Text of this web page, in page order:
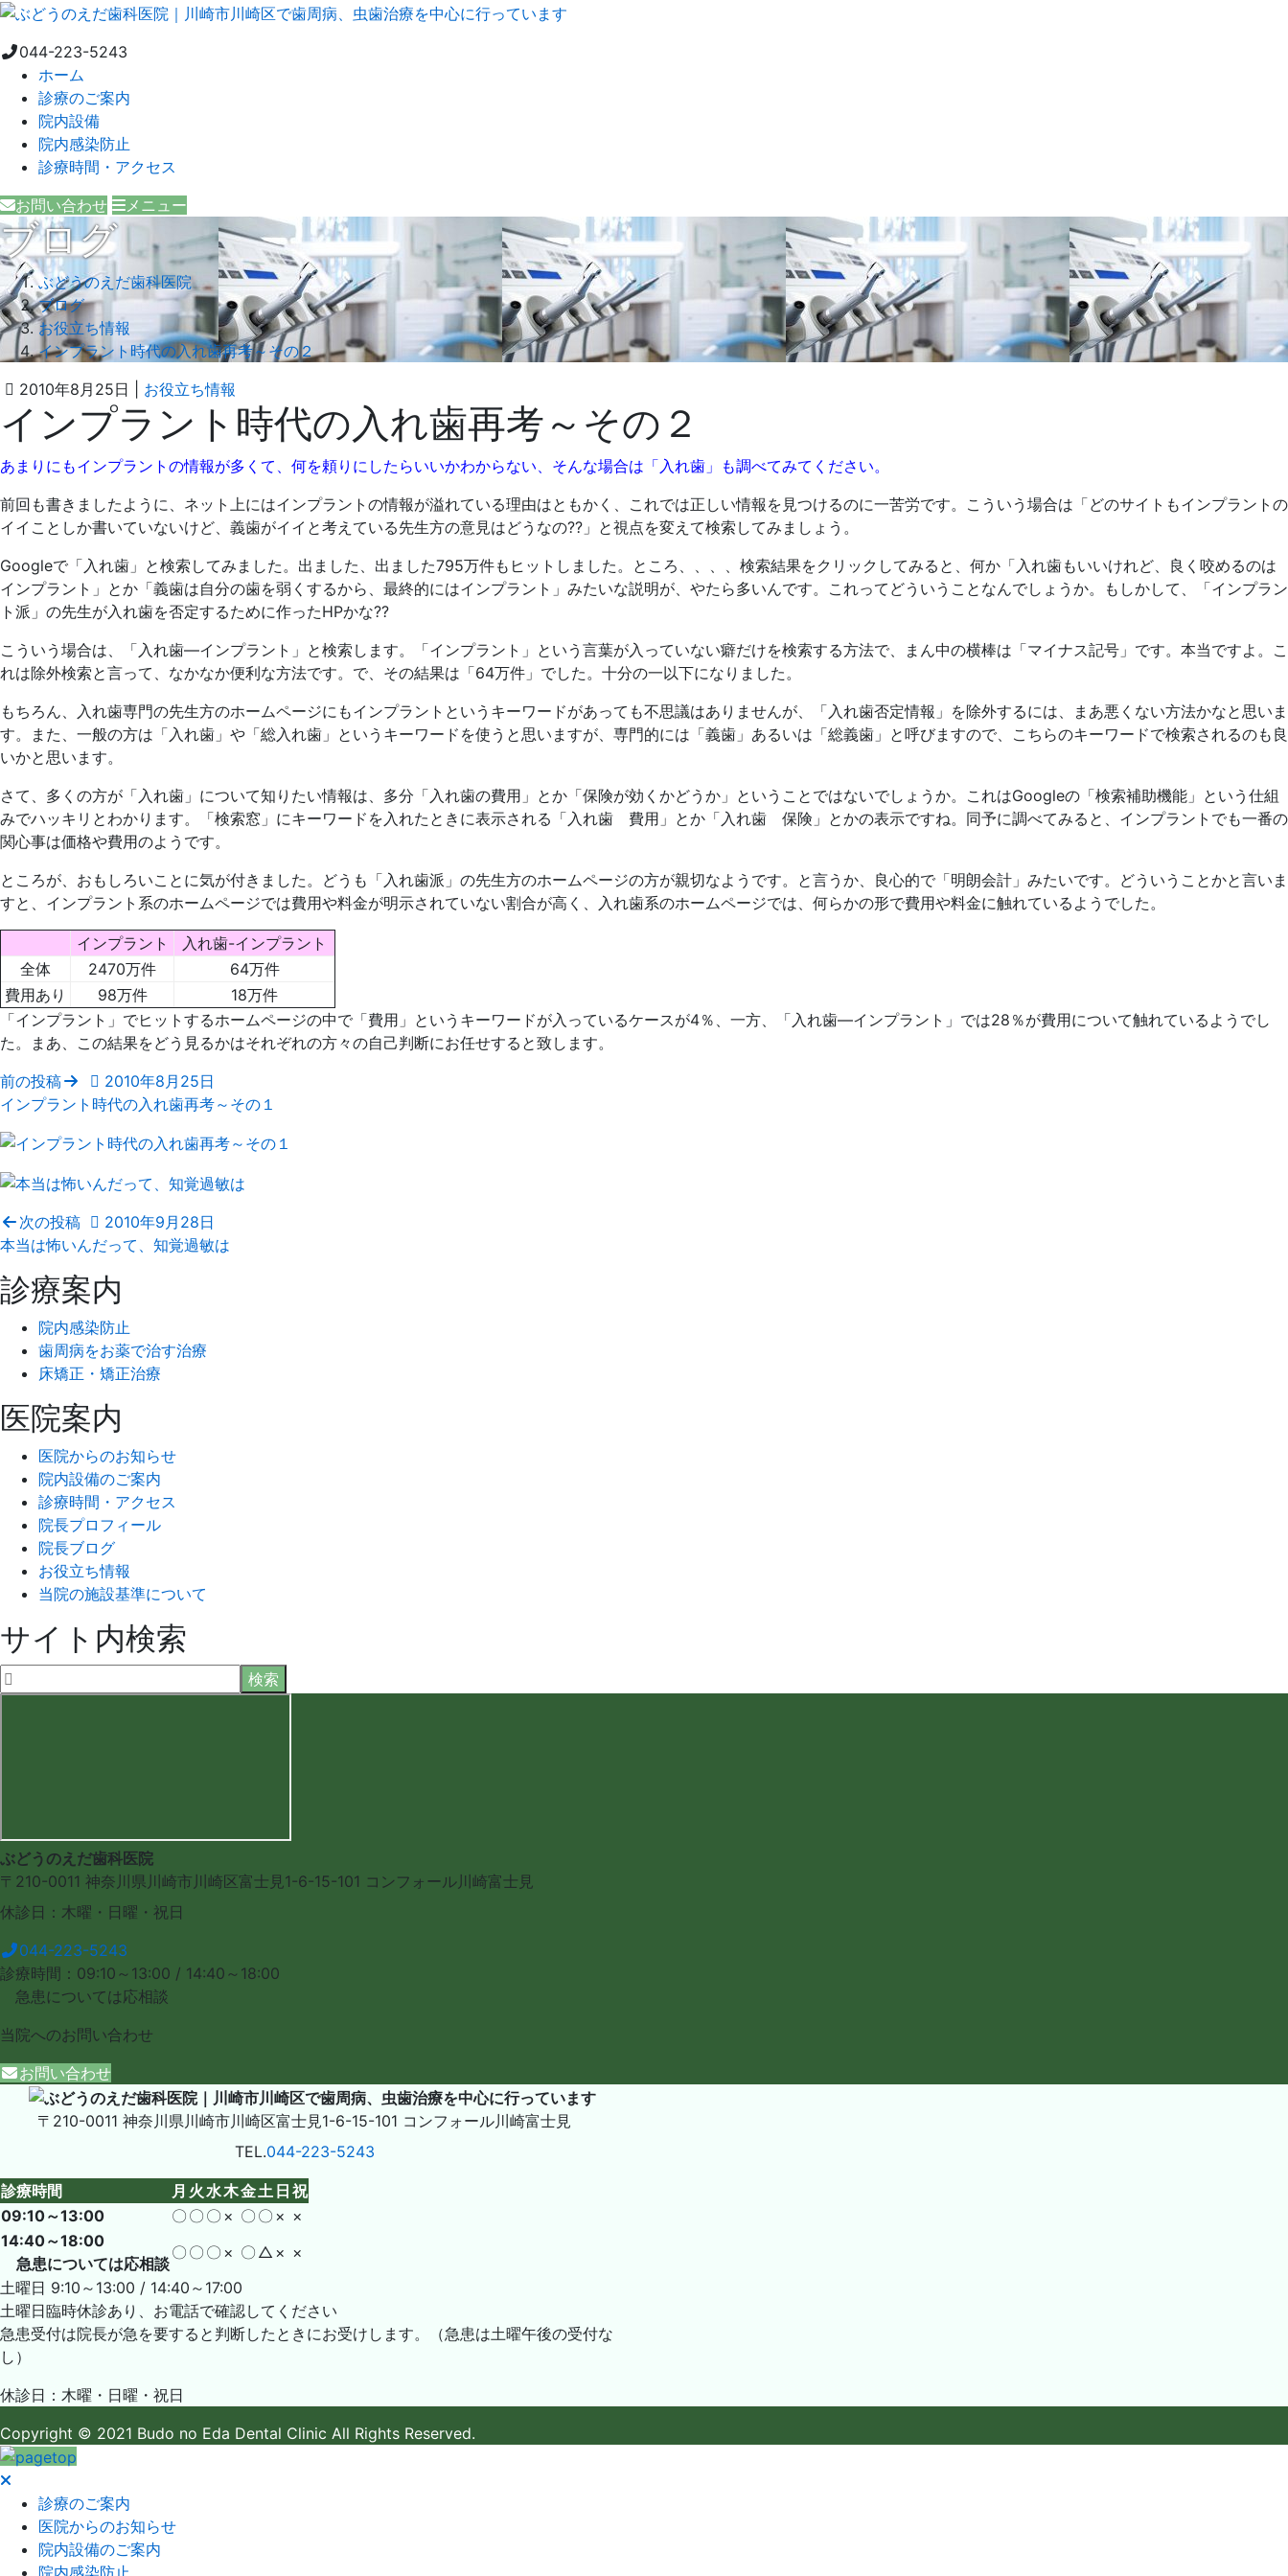
044-223-5243
ホーム
診療のご案内
院内設備
院内感染防止
診療時間・アクセス
お問い合わせ
メニュー
ブログ
ぶどうのえだ歯科医院
ブログ
お役立ち情報
インプラント時代の入れ歯再考～その２
2010年8月25日
お役立ち情報
年
4
月
6
日
ど
う
の
え
だ
歯
医
院
インプラント時代の入れ歯再考～その２
あまりにもインプラントの情報が多くて、何を頼りにしたらいいかわからない、そんな場合は「入れ歯」も調べてみてください。
前回も書きましたように、ネット上にはインプラントの情報が溢れている理由はともかく、これでは正しい情報を見つけるのに一苦労です。こういう場合は「どのサイトもインプラントの
イイことしか書いていないけど、義歯がイイと考えている先生方の意見はどうなの??」と視点を変えて検索してみましょう。
Googleで「入れ歯」と検索してみました。出ました、出ました795万件もヒットしました。ところ、、、、検索結果をクリックしてみると、何か「入れ歯もいいけれど、良く咬めるのは
インプラント」とか「義歯は自分の歯を弱くするから、最終的にはインプラント」みたいな説明が、やたら多いんです。これってどういうことなんでしょうか。もしかして、「インプラン
ト派」の先生が入れ歯を否定するために作ったHPかな??
こういう場合は、「入れ歯―インプラント」と検索します。「インプラント」という言葉が入っていない癖だけを検索する方法で、まん中の横棒は「マイナス記号」です。本当ですよ。こ
れは除外検索と言って、なかなか便利な方法です。で、その結果は「64万件」でした。十分の一以下になりました。
もちろん、入れ歯専門の先生方のホームページにもインプラントというキーワードがあっても不思議はありませんが、「入れ歯否定情報」を除外するには、まあ悪くない方法かなと思いま
す。また、一般の方は「入れ歯」や「総入れ歯」というキーワードを使うと思いますが、専門的には「義歯」あるいは「総義歯」と呼びますので、こちらのキーワードで検索されるのも良
いかと思います。
さて、多くの方が「入れ歯」について知りたい情報は、多分「入れ歯の費用」とか「保険が効くかどうか」ということではないでしょうか。これはGoogleの「検索補助機能」という仕組
みでハッキリとわかります。「検索窓」にキーワードを入れたときに表示される「入れ歯 費用」とか「入れ歯 保険」とかの表示ですね。同予に調べてみると、インプラントでも一番の
関心事は価格や費用のようです。
ところが、おもしろいことに気が付きました。どうも「入れ歯派」の先生方のホームページの方が親切なようです。と言うか、良心的で「明朗会計」みたいです。どういうことかと言いま
すと、インプラント系のホームページでは費用や料金が明示されていない割合が高く、入れ歯系のホームページでは、何らかの形で費用や料金に触れているようでした。
インプラント
入れ歯-インプラント
全体
2470万件
64万件
費用あり
98万件
18万件
「インプラント」でヒットするホームページの中で「費用」というキーワードが入っているケースが4％、一方、「入れ歯―インプラント」では28％が費用について触れているようでし
た。まあ、この結果をどう見るかはそれぞれの方々の自己判断にお任せすると致します。
前の投稿
2010年8月25日
インプラント時代の入れ歯再考～その１
次の投稿
2010年9月28日
本当は怖いんだって、知覚過敏は
診療案内
院内感染防止
歯周病をお薬で治す治療
床矯正・矯正治療
医院案内
医院からのお知らせ
院内設備のご案内
診療時間・アクセス
院長プロフィール
院長ブログ
お役立ち情報
当院の施設基準について
サイト内検索
ぶどうのえだ歯科医院
〒210-0011 神奈川県川崎市川崎区富士見1-6-15-101 コンフォール川崎富士見
休診日：木曜・日曜・祝日
044-223-5243
診療時間：09:10～13:00 / 14:40～18:00
急患については応相談
当院へのお問い合わせ
お問い合わせ
〒210-0011神奈川県川崎市川崎区富士見1-6-15-101 コンフォール川崎富士見
TEL.044-223-5243
診療時間 月 火 水木金土 日 祝
09:10～13:00
〇 〇 〇 × 〇 〇 × ×
14:40～18:00
急患については応相談
〇 〇 〇 × 〇 △ × ×
土曜日 9:10～13:00 / 14:40～17:00
土曜日臨時休診あり、お電話で確認してください
急患受付は院長が急を要すると判断したときにお受けします。（急患は土曜午後の受付な
し）
休診日：木曜・日曜・祝日
Copyright © 2021 Budo no Eda Dental Clinic All Rights Reserved.
診療のご案内
医院からのお知らせ
院内設備のご案内